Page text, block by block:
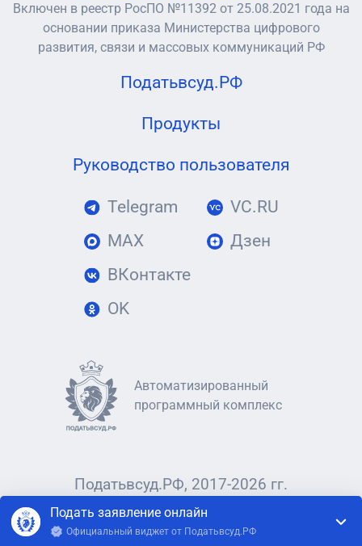
Подать заявление онлайн
Официальный виджет от Податьвсуд.РФ
Включен в реестр РосПО №11392 от 25.08.2021 года на
основании приказа Министерства цифрового
развития, связи и массовых коммуникаций РФ
Податьвсуд.РФ
Продукты
Руководство пользователя
Telegram
MAX
ВКонтакте
OK
VC.RU
Дзен
Автоматизированный
программный комплекс
Податьвсуд.РФ, 2017-2026 гг.